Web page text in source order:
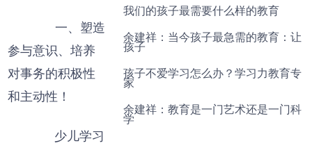
一、塑造
参与意识、培养
对事务的积极性
和主动性！
少儿学习
我们的孩子最需要什么样的教育
余建祥：当今孩子最急需的教育：让
孩子
孩子不爱学习怎么办？学习力教育专
家
余建祥：教育是一门艺术还是一门科
学